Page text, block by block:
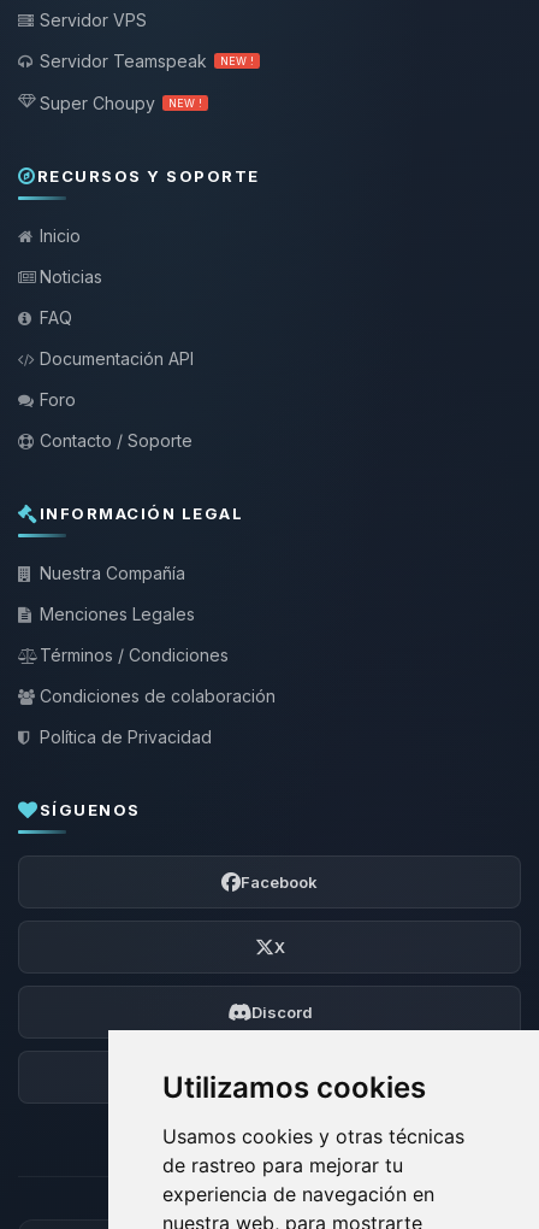
Utilizamos cookies
Usamos cookies y otras técnicas
de rastreo para mejorar tu
experiencia de navegación en
nuestra web, para mostrarte
Servidor VPS
Servidor Teamspeak
NEW !
Super Choupy NEW !
RECURSOS Y SOPORTE
Inicio
Noticias
FAQ
Documentación API
Foro
Contacto / Soporte
INFORMACIÓN LEGAL
Nuestra Compañía
Menciones Legales
Términos / Condiciones
Condiciones de colaboración
Política de Privacidad
SÍGUENOS
Facebook
X
Discord
Foro